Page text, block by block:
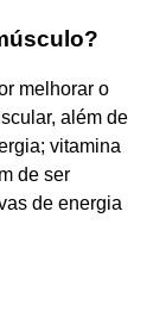
melhorar o
além de
vitamina
de ser
de energia